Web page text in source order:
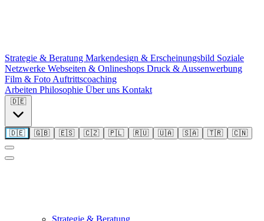
Strategie & Beratung Markendesign & Erscheinungsbild Soziale
Netzwerke Webseiten & Onlineshops Druck & Aussenwerbung
Film & Foto Auftritts­coaching
Arbeiten Philosophie Über uns Kontakt
🇩🇪
🇩🇪 🇬🇧 🇪🇸 🇨🇿 🇵🇱 🇷🇺 🇺🇦 🇸🇦 🇹🇷 🇨🇳
Strategie & Beratung